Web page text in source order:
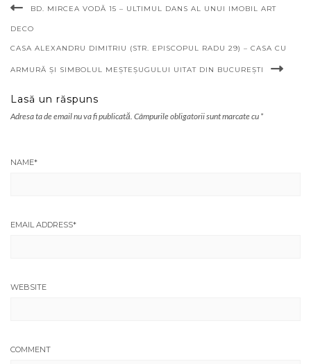
BD. MIRCEA VODĂ 15 – ULTIMUL DANS AL UNUI IMOBIL ART
DECO
CASA ALEXANDRU DIMITRIU (STR. EPISCOPUL RADU 29) – CASA CU
ARMURĂ ȘI SIMBOLUL MEȘTEȘUGULUI UITAT DIN BUCUREȘTI
Lasă un răspuns
Adresa ta de email nu va fi publicată. Câmpurile obligatorii sunt marcate cu *
NAME*
EMAIL ADDRESS*
WEBSITE
COMMENT